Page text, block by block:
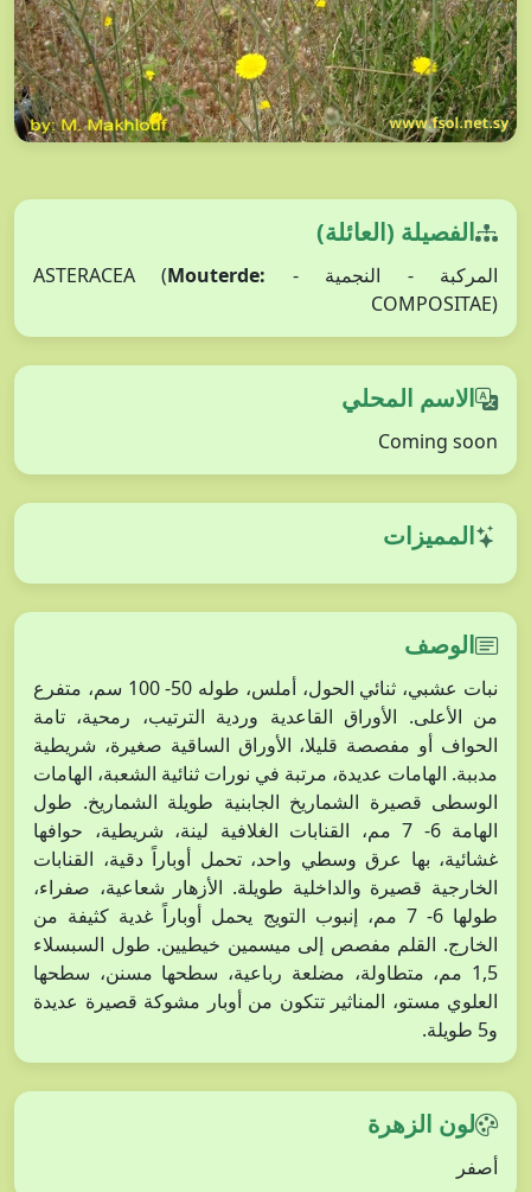
الفصيلة (العائلة)
المركبة - النجمية - ASTERACEA ( Mouterde:
COMPOSITAE)
الاسم المحلي
Coming soon
المميزات
الوصف
نبات عشبي، ثنائي الحول، أملس، طوله 50- 100 سم، متفرع
من الأعلى. الأوراق القاعدية وردية الترتيب، رمحية، تامة
الحواف أو مفصصة قليلا، الأوراق الساقية صغيرة، شريطية
مدببة. الهامات عديدة، مرتبة في نورات ثنائية الشعبة، الهامات
الوسطى قصيرة الشماريخ الجابنية طويلة الشماريخ. طول
الهامة 6- 7 مم، القنابات الغلافية لينة، شريطية، حوافها
غشائية، بها عرق وسطي واحد، تحمل أوباراً دقية، القنابات
الخارجية قصيرة والداخلية طويلة. الأزهار شعاعية، صفراء،
طولها 6- 7 مم، إنبوب التويج يحمل أوباراً غدية كثيفة من
الخارج. القلم مفصص إلى ميسمين خيطيين. طول السبسلاء
1,5 مم، متطاولة، مضلعة رباعية، سطحها مسنن، سطحها
العلوي مستو، المناثير تتكون من أوبار مشوكة قصيرة عديدة
و5 طويلة.
لون الزهرة
أصفر